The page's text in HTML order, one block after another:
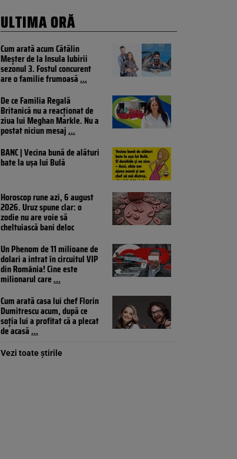
ULTIMA ORĂ
Cum arată acum Cătălin
Meșter de la Insula Iubirii
sezonul 3. Fostul concurent
are o familie frumoasă...
De ce Familia Regală
Britanică nu a reacționat de
ziua lui Meghan Markle. Nu a
postat niciun mesaj...
BANC | Vecina bună de alături
bate la ușa lui Bulă
Horoscop rune azi, 6 august
2026. Uruz spune clar: o
zodie nu are voie să
cheltuiască bani deloc
Un Phenom de 11 milioane de
dolari a intrat în circuitul VIP
din România! Cine este
milionarul care...
Cum arată casa lui chef Florin
Dumitrescu acum, după ce
soția lui a profitat că a plecat
de acasă...
Vezi toate știrile